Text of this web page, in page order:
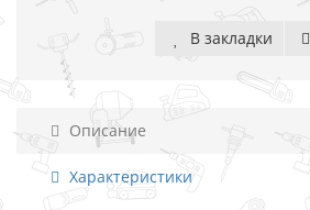
В закладки
Описание
Характеристики